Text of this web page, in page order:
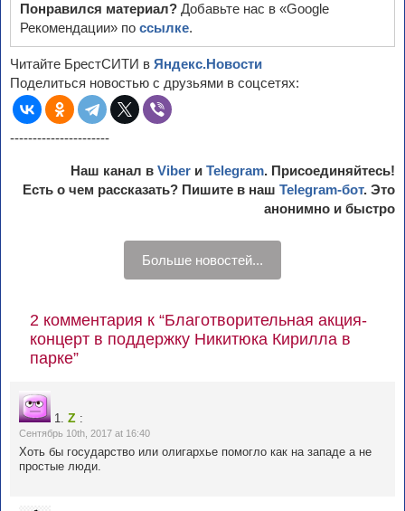
Понравился материал? Добавьте нас в «Google
Рекомендации» по ссылке.
Читайте БрестСИТИ в Яндекс.Новости
Поделиться новостью с друзьями в соцсетях:
----------------------
Наш канал в Viber и Telegram. Присоединяйтесь!
Есть о чем рассказать? Пишите в наш Telegram-бот. Это
анонимно и быстро
Больше новостей...
2 комментария к “Благотворительная акция-
концерт в поддержку Никитюка Кирилла в
парке”
1. Z :
Сентябрь 10th, 2017 at 16:40
Хоть бы государство или олигархье помогло как на западе а не
простые люди.